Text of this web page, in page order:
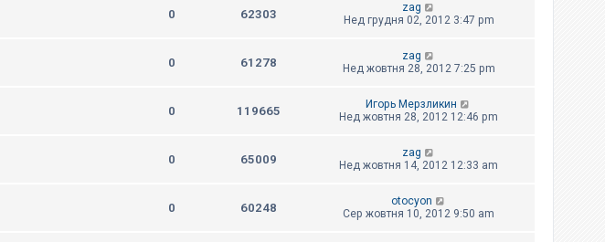
0 62303
zag
Нед грудня 02, 2012 3:47 pm
0 61278
zag
Нед жовтня 28, 2012 7:25 pm
0 119665
Игорь Мерзликин
Нед жовтня 28, 2012 12:46 pm
0 65009
zag
Нед жовтня 14, 2012 12:33 am
0 60248
otocyon
Сер жовтня 10, 2012 9:50 am